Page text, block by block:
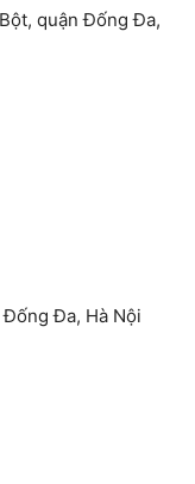
quận Đống Đa,
Đa, Hà Nội